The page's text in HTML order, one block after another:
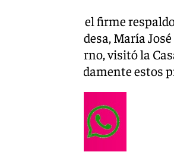
ya cuenta con el firme
Jerez. La alcaldesa, María
equipo de gobierno, visitó la
conocer detalladamente estos